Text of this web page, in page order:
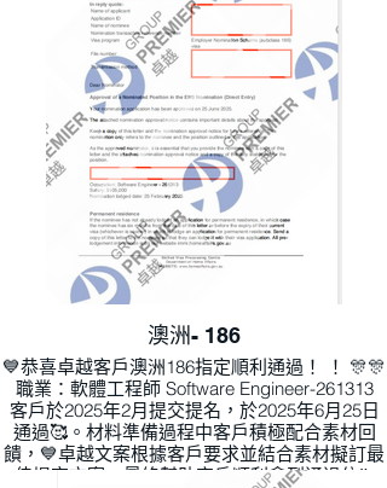
澳洲- 186
💙恭喜卓越客戶澳洲186指定順利通過！ ！ 🎊🎊
職業：軟體工程師 Software Engineer-261313
客戶於2025年2月提交提名，於2025年6月25日
通過🥰。材料準備過程中客戶積極配合素材回
饋，💙卓越文案根據客戶要求並結合素材擬訂最
佳提交方案，最終幫助客戶順利拿到通過信‼ ️